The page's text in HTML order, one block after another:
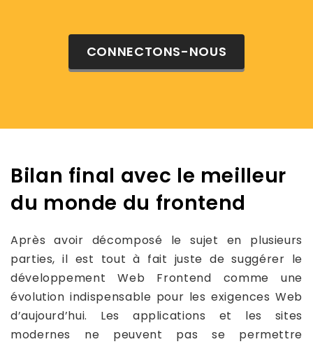
CONNECTONS-NOUS
Bilan final avec le meilleur
du monde du frontend
Après avoir décomposé le sujet en plusieurs
parties, il est tout à fait juste de suggérer le
développement Web Frontend comme une
évolution indispensable pour les exigences Web
d’aujourd’hui. Les applications et les sites
modernes ne peuvent pas se permettre